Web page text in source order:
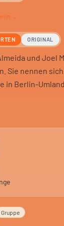
→
ORIGINAL
und Joel
Sie nennen
in Berlin-
singt.
Einflüsse
die Jazz und
Gruppe